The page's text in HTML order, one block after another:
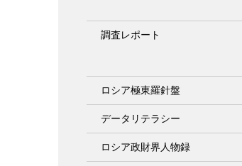
調査レポート
ロシア極東羅針盤
データリテラシー
ロシア政財界人物録